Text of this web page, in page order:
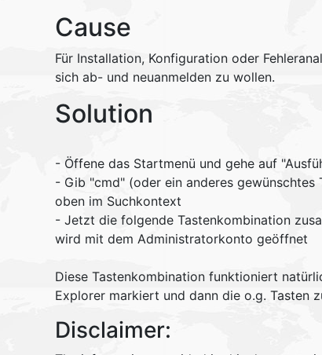
Cause
Für Installation, Konfiguration oder
sich ab- und neuanmelden zu wollen.
Solution
- Öffene das Startmenü und gehe auf
- Gib "cmd" (oder ein anderes
oben im Suchkontext
- Jetzt die folgende Tastenkombination
wird mit dem Administratorkonto geöffnet
Diese Tastenkombination funktioniert
Explorer markiert und dann die o.g. Tasten
Disclaimer: